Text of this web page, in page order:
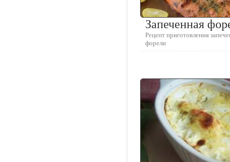
Запеченная
Рецепт приготовления
форели